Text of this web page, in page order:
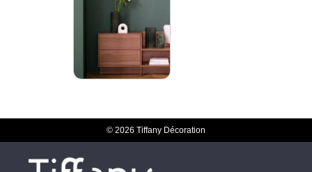
© 2026 Tiffany Décoration